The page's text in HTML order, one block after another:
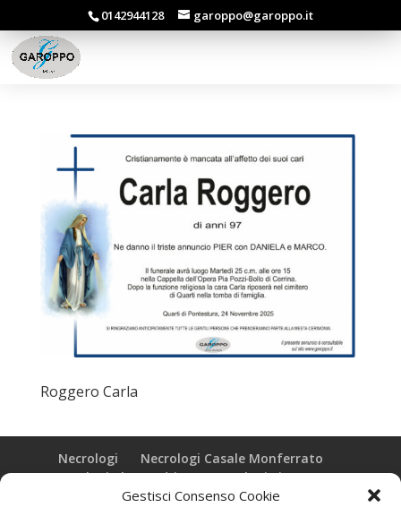
Gestisci Consenso Cookie
0142944128 garoppo@garoppo.it
Roggero Carla
Necrologi
Necrologi Casale Monferrato
Necrologi Alessandria
Necrologi Piemonte